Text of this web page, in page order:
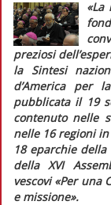
«La
preziosi
la Sintesi
d’America per
pubblicata il 19
contenuto nelle
nelle 16 regioni
18 eparchie
della XVI
vescovi «Per una
e missione».